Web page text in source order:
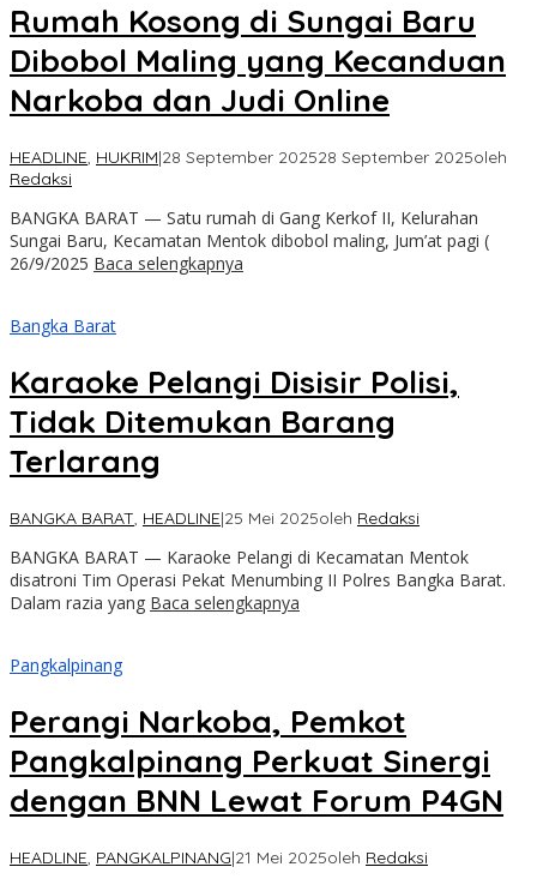
Rumah Kosong di Sungai Baru
Dibobol Maling yang Kecanduan
Narkoba dan Judi Online
HEADLINE, HUKRIM|28 September 202528 September 2025oleh
Redaksi
BANGKA BARAT — Satu rumah di Gang Kerkof II, Kelurahan
Sungai Baru, Kecamatan Mentok dibobol maling, Jum’at pagi (
26/9/2025 Baca selengkapnya
Bangka Barat
Karaoke Pelangi Disisir Polisi,
Tidak Ditemukan Barang
Terlarang
BANGKA BARAT, HEADLINE|25 Mei 2025oleh Redaksi
BANGKA BARAT — Karaoke Pelangi di Kecamatan Mentok
disatroni Tim Operasi Pekat Menumbing II Polres Bangka Barat.
Dalam razia yang Baca selengkapnya
Pangkalpinang
Perangi Narkoba, Pemkot
Pangkalpinang Perkuat Sinergi
dengan BNN Lewat Forum P4GN
HEADLINE, PANGKALPINANG|21 Mei 2025oleh Redaksi